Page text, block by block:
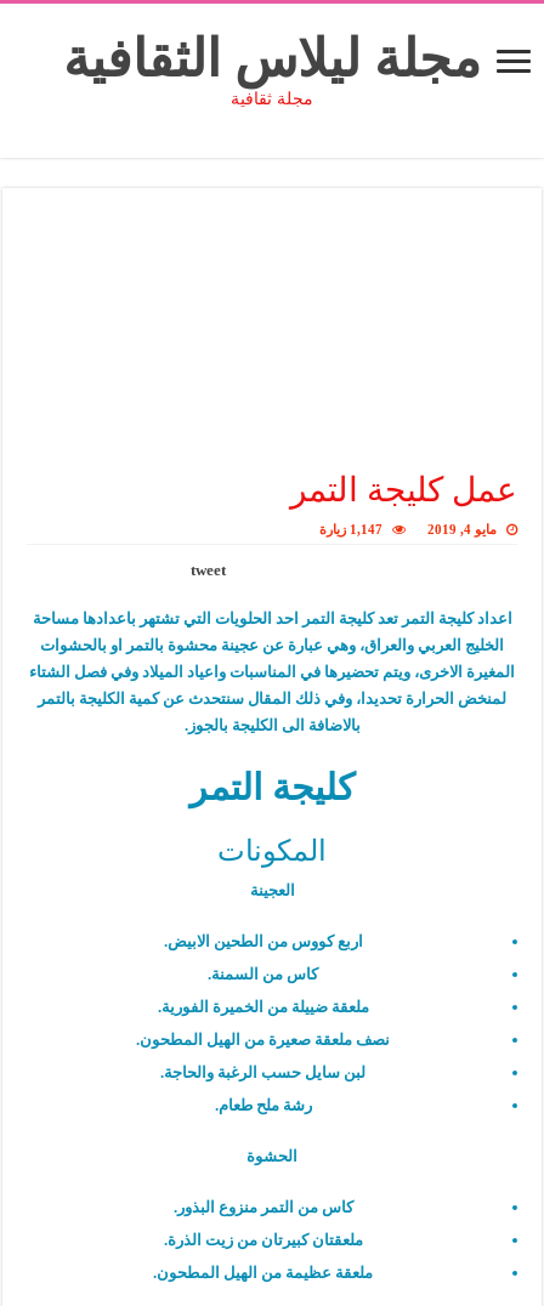
مجلة ليلاس الثقافية
مجلة ثقافية
عمل كليجة التمر
مايو 4, 2019 1,147 زيارة
tweet
اعداد كليجة التمر تعد كليجة التمر احد الحلويات التي تشتهر باعدادها مساحة
الخليج العربي والعراق، وهي عبارة عن عجينة محشوة بالتمر او بالحشوات
المغيرة الاخرى، ويتم تحضيرها في المناسبات واعياد الميلاد وفي فصل الشتاء
لمنخض الحرارة تحديدا، وفي ذلك المقال سنتحدث عن كمية الكليجة بالتمر
بالاضافة الى الكليجة بالجوز.
كليجة التمر
المكونات
العجينة
اربع كووس من الطحين الابيض.
كاس من السمنة.
ملعقة ضييلة من الخميرة الفورية.
نصف ملعقة صعيرة من الهيل المطحون.
لبن سايل حسب الرغبة والحاجة.
رشة ملح طعام.
الحشوة
كاس من التمر منزوع البذور.
ملعقتان كبيرتان من زيت الذرة.
ملعقة عظيمة من الهيل المطحون.